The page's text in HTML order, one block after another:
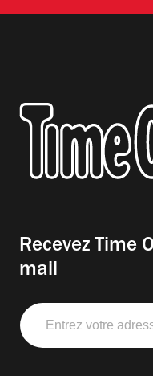
Recevez Time
mail
Entrez
votre
adresse